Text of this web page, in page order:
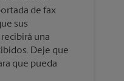
de fax
sus
una
Deje que
que pueda